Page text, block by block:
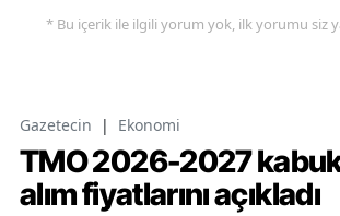
* Bu içerik ile ilgili yorum yok, ilk yorumu siz
Gazetecin | Ekonomi
TMO 2026-2027
alım fiyatlarını açıkladı